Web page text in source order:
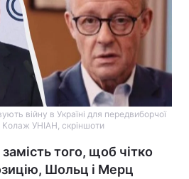
війну в Україні для передвиборчої
Колаж УНІАН, скріншоти
того, щоб чітко
Шольц і Мерц